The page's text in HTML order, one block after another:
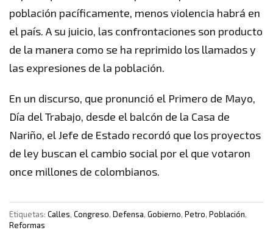
población pacíficamente, menos violencia habrá en
el país. A su juicio, las confrontaciones son producto
de la manera como se ha reprimido los llamados y
las expresiones de la población.
En un discurso, que pronunció el Primero de Mayo,
Día del Trabajo, desde el balcón de la Casa de
Nariño, el Jefe de Estado recordó que los proyectos
de ley buscan el cambio social por el que votaron
once millones de colombianos.
Etiquetas: Calles, Congreso, Defensa, Gobierno, Petro, Población,
Reformas